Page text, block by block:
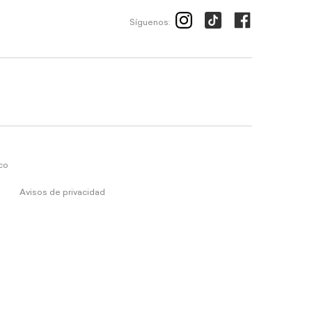
Síguenos:
Avisos de privacidad